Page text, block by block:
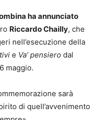
ha annunciato
Riccardo Chailly, che
nell’esecuzione della
e Va’ pensiero dal
maggio.
sarà
di quell’avvenimento